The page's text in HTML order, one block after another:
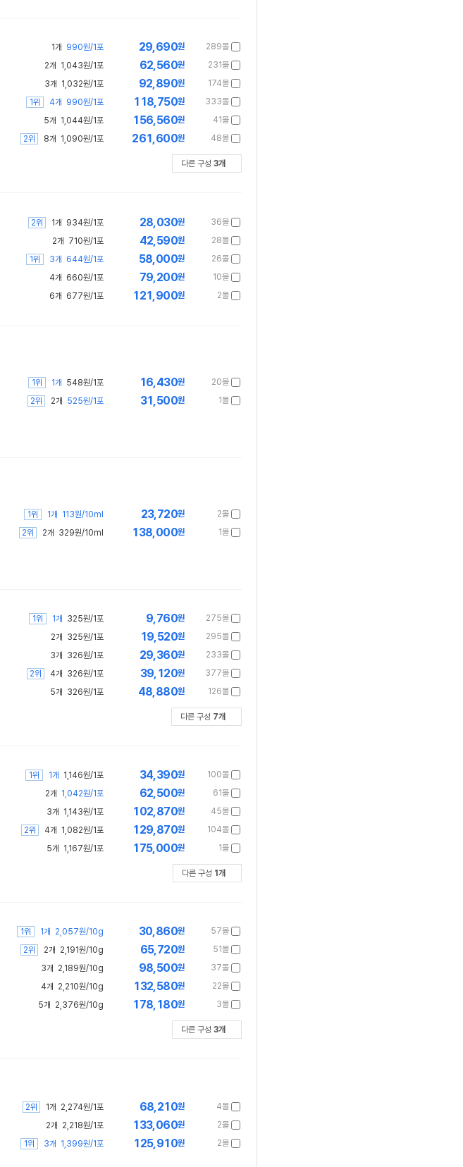
289몰
29,690원
1개
990원/1포
231몰
62,560원
2개
1,043원/1포
174몰
92,890원
3개
1,032원/1포
333몰
118,750원
1위 4개
990원/1포
41몰
156,560원
5개
1,044원/1포
48몰
261,600원
2위 8개 1,090원/1포
다른 구성 3개
36몰
28,030원
2위 1개
934원/1포
28몰
42,590원
2개
710원/1포
26몰
58,000원
1위 3개
644원/1포
10몰
79,200원
4개
660원/1포
2몰
121,900원
6개 677원/1포
20몰
16,430원
1위 1개
548원/1포
1몰
31,500원
2위 2개 525원/1포
2몰
23,720원
1위 1개
113원/10ml
1몰
138,000원
2위 2개 329원/10ml
275몰
9,760원
1위 1개
325원/1포
295몰
19,520원
2개
325원/1포
233몰
29,360원
3개
326원/1포
377몰
39,120원
2위 4개
326원/1포
126몰
48,880원
5개 326원/1포
다른 구성 7개
100몰
34,390원
1위 1개
1,146원/1포
61몰
62,500원
2개
1,042원/1포
45몰
102,870원
3개
1,143원/1포
104몰
129,870원
2위 4개
1,082원/1포
1몰
175,000원
5개 1,167원/1포
다른 구성 1 개
57몰
30,860원
1위 1개
2,057원/10g
51몰
65,720원
2위 2개
2,191원/10g
37몰
98,500원
3개
2,189원/10g
22몰
132,580원
4개
2,210원/10g
3몰
178,180원
5개 2,376원/10g
다른 구성 3개
4몰
68,210원
2위 1개
2,274원/1포
2몰
133,060원
2개
2,218원/1포
2몰
125,910원
1위 3개 1,399원/1포